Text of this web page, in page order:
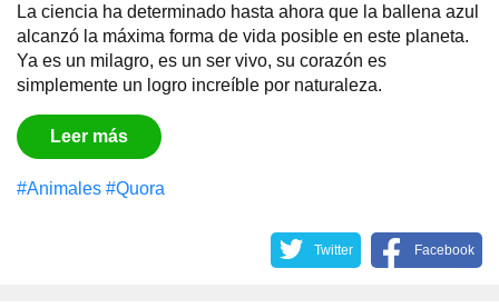
La ciencia ha determinado hasta ahora que la ballena azul
alcanzó la máxima forma de vida posible en este planeta.
Ya es un milagro, es un ser vivo, su corazón es
simplemente un logro increíble por naturaleza.
Leer más
#Animales #Quora
Twitter Facebook